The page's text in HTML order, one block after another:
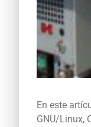
En este
GNU/Linux,